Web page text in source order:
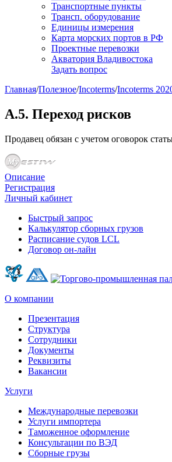
Транспортные пункты
Трансп. оборудование
Единицы измерения
Карта морских портов в РФ
Проектные перевозки
Акватория Владивостока
Задать вопрос
Главная/Полезное/Incoterms/Incoterms
A.5. Переход рисков
Продавец обязан с учетом оговорок
Описание
Регистрация
Личный кабинет
Быстрый запрос
Калькулятор сборных грузов
Расписание судов LCL
Договор он-лайн
О компании
Презентация
Структура
Сотрудники
Документы
Реквизиты
Вакансии
Услуги
Международные перевозки
Услуги импортера
Таможенное оформление
Консультации по ВЭД
Сборные грузы